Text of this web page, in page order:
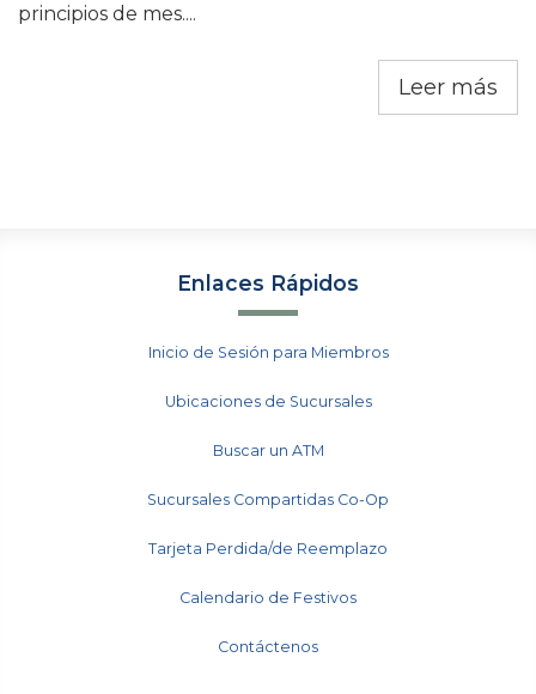
principios de mes....
Leer más
Enlaces Rápidos
Inicio de Sesión para Miembros
Ubicaciones de Sucursales
Buscar un ATM
Sucursales Compartidas Co-Op
Tarjeta Perdida/de Reemplazo
Calendario de Festivos
Contáctenos